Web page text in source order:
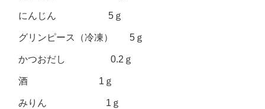
にんじん 5ｇ
グリンピース（冷凍） 5ｇ
かつおだし 0.2ｇ
酒 1ｇ
みりん 1ｇ